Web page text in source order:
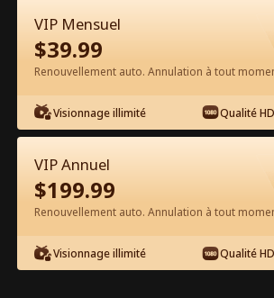
Épisode 52 - La
milliardaire Film complet
1-50 51-79
VIP Mensuel
$39.99
Renouvellement auto. Annulation à tout
Visionnage illimité Qualité
VIP Annuel
$199.99
Renouvellement auto. Annulation à tout
Visionnage illimité Qualité